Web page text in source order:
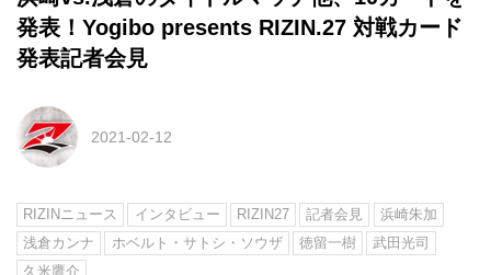
発表！Yogibo presents RIZIN.27 対戦カード
発表記者会見
2021-02-12
RIZINニュース インタビュー RIZIN27 記者会見
浜崎朱加
浅倉カンナ
ホベルト・サトシ・ソウザ 徳留一樹
武田光司
久米鷹介